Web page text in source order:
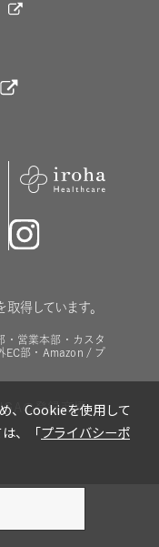
得しています。
・営業本部・カスタ
EC部・Amazon / プ
の登録商標